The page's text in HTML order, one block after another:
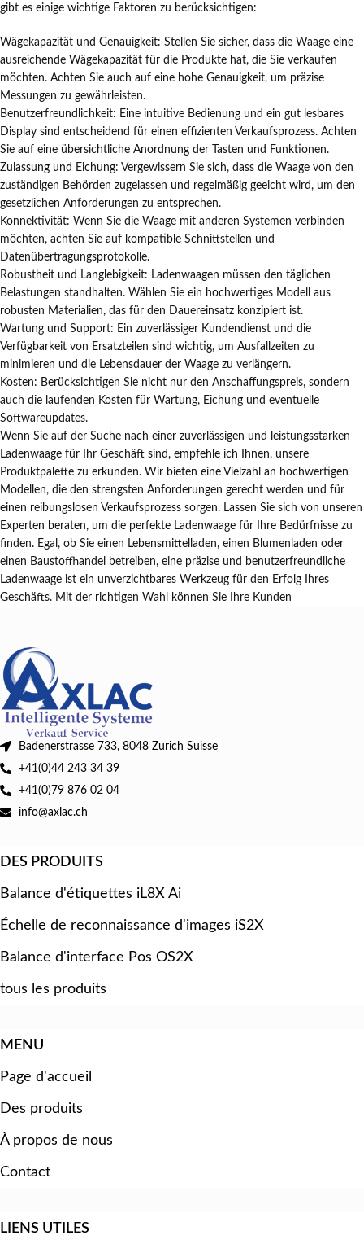
gibt es einige wichtige Faktoren zu berücksichtigen:
Wägekapazität und Genauigkeit: Stellen Sie sicher, dass die Waage eine
ausreichende Wägekapazität für die Produkte hat, die Sie verkaufen
möchten. Achten Sie auch auf eine hohe Genauigkeit, um präzise
Messungen zu gewährleisten.
Benutzerfreundlichkeit: Eine intuitive Bedienung und ein gut lesbares
Display sind entscheidend für einen effizienten Verkaufsprozess. Achten
Sie auf eine übersichtliche Anordnung der Tasten und Funktionen.
Zulassung und Eichung: Vergewissern Sie sich, dass die Waage von den
zuständigen Behörden zugelassen und regelmäßig geeicht wird, um den
gesetzlichen Anforderungen zu entsprechen.
Konnektivität: Wenn Sie die Waage mit anderen Systemen verbinden
möchten, achten Sie auf kompatible Schnittstellen und
Datenübertragungsprotokolle.
Robustheit und Langlebigkeit: Ladenwaagen müssen den täglichen
Belastungen standhalten. Wählen Sie ein hochwertiges Modell aus
robusten Materialien, das für den Dauereinsatz konzipiert ist.
Wartung und Support: Ein zuverlässiger Kundendienst und die
Verfügbarkeit von Ersatzteilen sind wichtig, um Ausfallzeiten zu
minimieren und die Lebensdauer der Waage zu verlängern.
Kosten: Berücksichtigen Sie nicht nur den Anschaffungspreis, sondern
auch die laufenden Kosten für Wartung, Eichung und eventuelle
Softwareupdates.
Wenn Sie auf der Suche nach einer zuverlässigen und leistungsstarken
Ladenwaage für Ihr Geschäft sind, empfehle ich Ihnen, unsere
Produktpalette zu erkunden. Wir bieten eine Vielzahl an hochwertigen
Modellen, die den strengsten Anforderungen gerecht werden und für
einen reibungslosen Verkaufsprozess sorgen. Lassen Sie sich von unseren
Experten beraten, um die perfekte Ladenwaage für Ihre Bedürfnisse zu
finden. Egal, ob Sie einen Lebensmittelladen, einen Blumenladen oder
einen Baustoffhandel betreiben, eine präzise und benutzerfreundliche
Ladenwaage ist ein unverzichtbares Werkzeug für den Erfolg Ihres
Geschäfts. Mit der richtigen Wahl können Sie Ihre Kunden
Badenerstrasse 733, 8048 Zurich Suisse
+41(0)44 243 34 39
+41(0)79 876 02 04
info@axlac.ch
DES PRODUITS
Balance d'étiquettes iL8X Ai
Échelle de reconnaissance d'images iS2X
Balance d'interface Pos OS2X
tous les produits
MENU
Page d'accueil
Des produits
À propos de nous
Contact
LIENS UTILES